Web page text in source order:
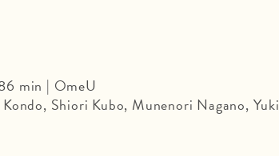
min | OmeU
Shiori Kubo, Munenori Nagano, Yuki